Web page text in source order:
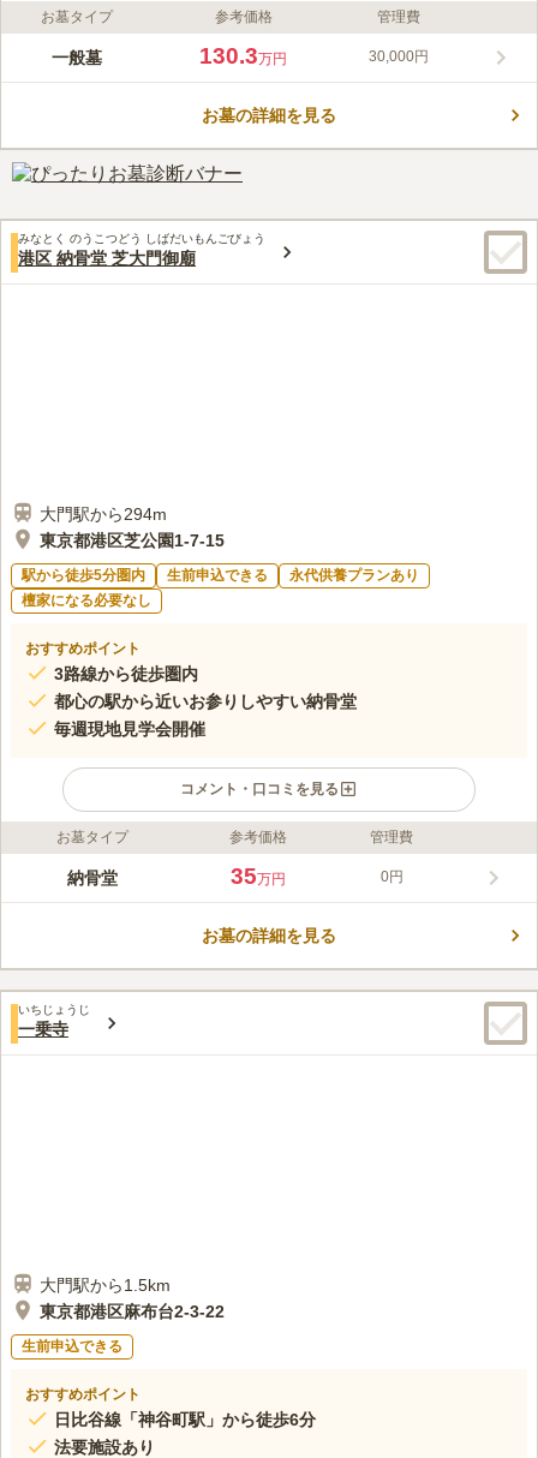
ライフドット編集部のコメント
東京都港区にある真宗大谷派のお寺です。都心の賑やかな場所に
ができ、ロケーションも悪くありません。また、将棋教室やヨガ
には芝公園4号地があり、少し足を延ばすと虎ノ門ヒルズがあり
ます。
口コミ評価
お墓タイプ 参考価格 管理費
一般墓 130.3万円 30,000円
お墓の詳細を見る
みなとく のうこつどう しばだいもんごびょう
港区 納骨堂 芝大門御廟
大門駅から294m
東京都港区芝公園1-7-15
駅から徒歩5分圏内 生前申込できる
永代供養プランあり
檀家になる必要なし
おすすめポイント
3路線から徒歩圏内
都心の駅から近いお参りしやすい納骨堂
毎週現地見学会開催
コメント・口コミを見る
ライフドット編集部のコメント
都営大江戸線、都営浅草線「大門駅」から徒歩約2分、JR「浜松
るとたどり着けます。また、駐車場も完備されているので、お車
家の菩提寺であった増上寺があるので、お参り後の散策も楽しめ
ます。
口コミ評価
この霊園はまだ誰からも評価されていません。
お墓タイプ 参考価格 管理費
納骨堂 35万円 0円
お墓の詳細を見る
いちじょうじ
一乗寺
大門駅から1.5km
東京都港区麻布台2-3-22
生前申込できる
おすすめポイント
日比谷線「神谷町駅」から徒歩6分
法要施設あり